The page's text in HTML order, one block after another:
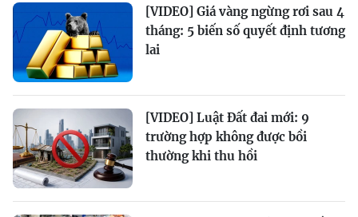
[VIDEO] Giá vàng ngừng rơi sau 4
tháng: 5 biến số quyết định tương
lai
[VIDEO] Luật Đất đai mới: 9
trường hợp không được bồi
thường khi thu hồi